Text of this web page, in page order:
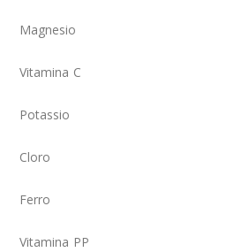
Magnesio
Vitamina C
Potassio
Cloro
Ferro
Vitamina PP